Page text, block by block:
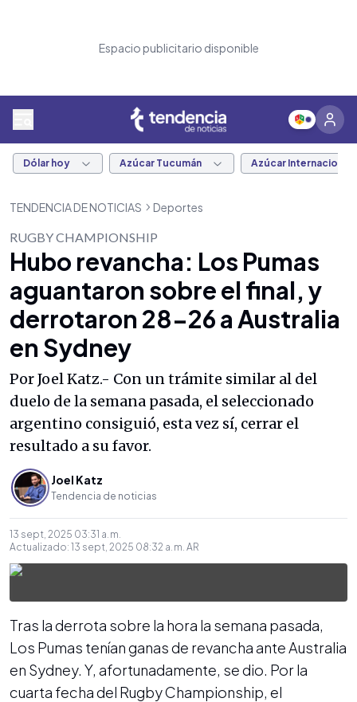
Espacio publicitario disponible
Dólar hoy Azúcar Tucumán Azúcar Internacional
TENDENCIA DE NOTICIAS Deportes
RUGBY CHAMPIONSHIP
Hubo revancha: Los Pumas
aguantaron sobre el final, y
derrotaron 28-26 a Australia
en Sydney
Por Joel Katz.- Con un trámite similar al del
duelo de la semana pasada, el seleccionado
argentino consiguió, esta vez sí, cerrar el
resultado a su favor.
Joel Katz
Tendencia de noticias
13 sept, 2025 03:31 a. m.
Actualizado: 13 sept, 2025 08:32 a. m. AR
Tras la derrota sobre la hora la semana pasada,
Los Pumas tenían ganas de revancha ante Australia
en Sydney. Y, afortunadamente, se dio. Por la
cuarta fecha del Rugby Championship, el